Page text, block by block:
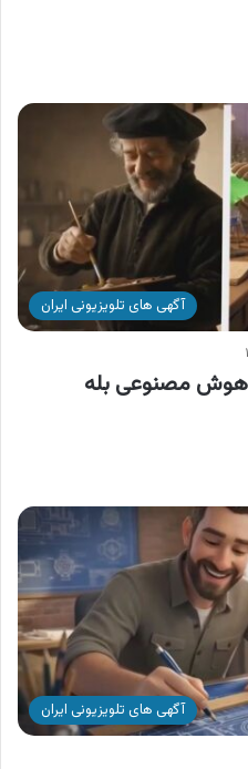
آگهی های تلویزیونی ایران
هوش مصنوعی بله
آگهی های تلویزیونی ایران